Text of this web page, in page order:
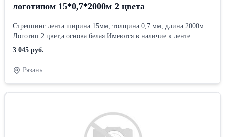
логотипом 15*0,7*2000м 2 цвета
Стреппинг лента ширина 15мм, толщина 0,7 мм, длина 2000м
Логотип 2 цвет,а основа белая Имеются в наличие к ленте
оборудование и скобы. Бесплатная доставка при заказе от 8000
руб. -г. Рязань 10000 руб.- Московский регион, Рязанский
3 045 руб.
Рязань